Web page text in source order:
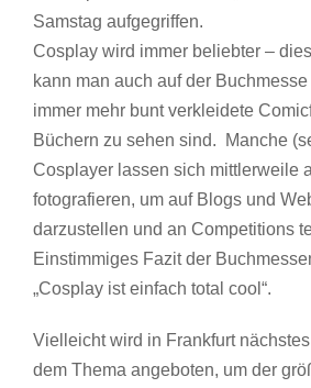
Samstag aufgegriffen.
Cosplay wird immer beliebter –
kann man auch auf der
immer mehr bunt verkleidete
Büchern zu sehen sind. Manche
Cosplayer lassen sich mittlerweile
fotografieren, um auf Blogs und
darzustellen und an Competitions
Einstimmiges Fazit der
„Cosplay ist einfach total cool“.
Vielleicht wird in Frankfurt
dem Thema angeboten, um der